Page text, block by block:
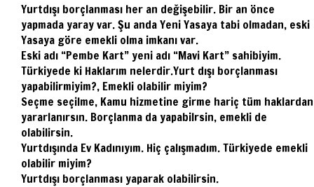
Yurtdışı borçlanması her an değişebilir. Bir an önce
yapmada yaray var. Şu anda Yeni Yasaya tabi olmadan, eski
Yasaya göre emekli olma imkanı var.
Eski adı “Pembe Kart” yeni adı “Mavi Kart” sahibiyim.
Türkiyede ki Haklarım nelerdir.Yurt dışı borçlanması
yapabilirmiyim?, Emekli olabilir miyim?
Seçme seçilme, Kamu hizmetine girme hariç tüm haklardan
yararlanırsın. Borçlanma da yapabilrsin, emekli de
olabilirsin.
Yurtdışında Ev Kadınıyım. Hiç çalışmadım. Türkiyede emekli
olabilir miyim?
Yurtdışı borçlanması yaparak olabilirsin.